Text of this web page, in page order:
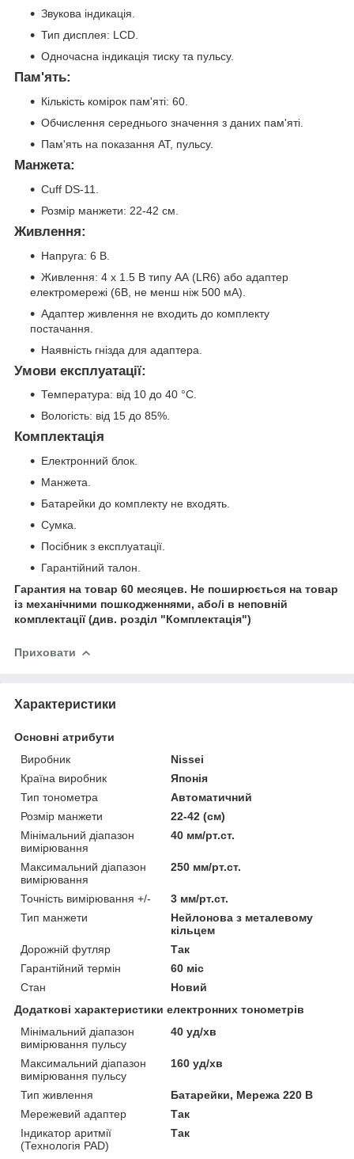
Звукова індикація.
Тип дисплея: LCD.
Одночасна індикація тиску та пульсу.
Пам'ять:
Кількість комірок пам'яті: 60.
Обчислення середнього значення з даних пам'яті.
Пам'ять на показання АТ, пульсу.
Манжета:
Cuff DS-11.
Розмір манжети: 22-42 см.
Живлення:
Напруга: 6 В.
Живлення: 4 х 1.5 В типу АА (LR6) або адаптер
електромережі (6В, не менш ніж 500 мА).
Адаптер живлення не входить до комплекту
постачання.
Наявність гнізда для адаптера.
Умови експлуатації:
Температура: від 10 до 40 °C.
Вологість: від 15 до 85%.
Комплектація
Електронний блок.
Манжета.
Батарейки до комплекту не входять.
Сумка.
Посібник з експлуатації.
Гарантійний талон.
Гарантия на товар 60 месяцев. Не поширюється на товар
із механічними пошкодженнями, або/і в неповній
комплектації (див. розділ "Комплектація")
Приховати
Характеристики
Основні атрибути
Виробник
Nissei
Країна виробник
Японія
Тип тонометра
Автоматичний
Розмір манжети
22-42 (см)
Мінімальний діапазон
вимірювання
40 мм/рт.ст.
Максимальний діапазон
вимірювання
250 мм/рт.ст.
Точність вимірювання +/-
3 мм/рт.ст.
Тип манжети
Нейлонова з металевому
кільцем
Дорожній футляр
Так
Гарантійний термін
60 міс
Стан
Новий
Додаткові характеристики електронних тонометрів
Мінімальний діапазон
вимірювання пульсу
40 уд/хв
Максимальний діапазон
вимірювання пульсу
160 уд/хв
Тип живлення
Батарейки, Мережа 220 В
Мережевий адаптер
Так
Індикатор аритмії
(Технологія PAD)
Так